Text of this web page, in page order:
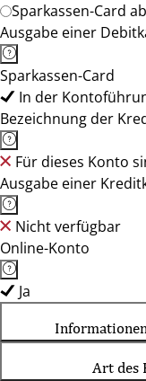
Sparkassen-Card
Ausgabe einer
Sparkassen-Card
In der
Bezeichnung der
Für dieses Konto
Ausgabe einer
Nicht verfügbar
Online-Konto
Ja
Art des